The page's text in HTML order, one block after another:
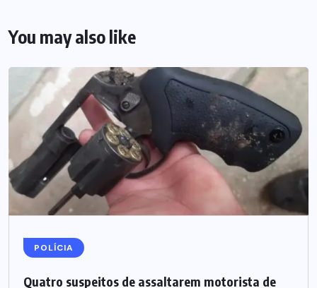
You may also like
POLÍCIA
Quatro suspeitos de assaltarem motorista de